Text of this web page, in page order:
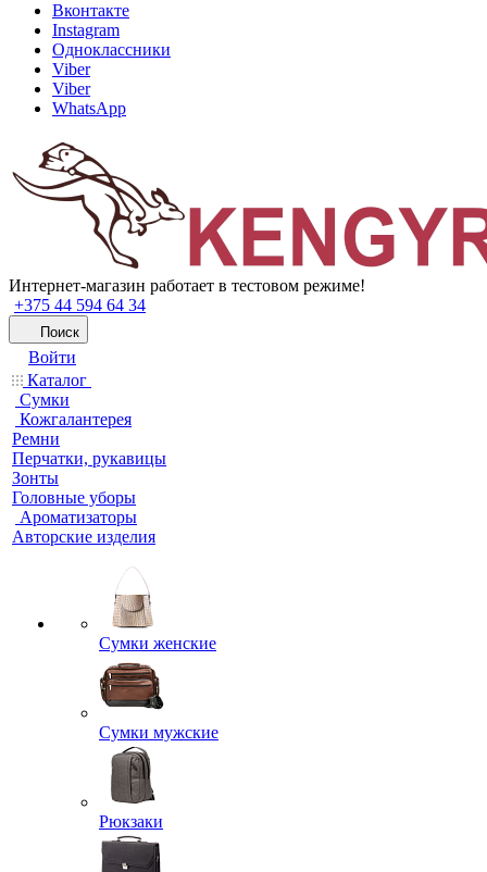
Вконтакте
Instagram
Одноклассники
Viber
Viber
WhatsApp
Интернет-магазин работает в тестовом режиме!
+375 44 594 64 34
Поиск
Войти
Каталог
Сумки
Кожгалантерея
Ремни
Перчатки, рукавицы
Зонты
Головные уборы
Ароматизаторы
Авторские изделия
Сумки женские
Сумки мужские
Рюкзаки